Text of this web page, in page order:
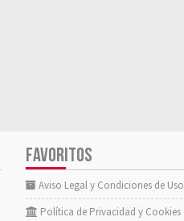
FAVORITOS
Aviso Legal y Condiciones de Uso
Política de Privacidad y Cookies